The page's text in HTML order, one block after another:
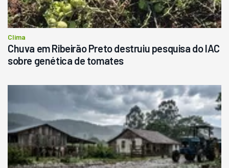
Clima
Chuva em Ribeirão Preto destruiu pesquisa do IAC
sobre genética de tomates